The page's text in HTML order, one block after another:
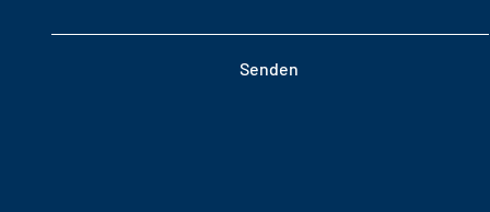
Senden